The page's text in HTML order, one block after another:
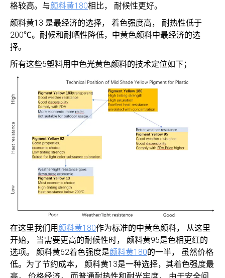
格较高。与颜料黄180相比， 耐候性更好。
颜料黄13 是最经济的选择， 着色强度高， 耐热性低于
200℃。耐候和耐晒性降低，中黄色颜料中最经济的选
择。
所有这些5塑料用中色光黄色颜料的技术定位如下；
在这里我们用 颜料黄180作为标准的中黄色颜料， 从这里
开始， 当需要更高的耐候性时， 颜料黄95是色相更红的
选项。 颜料黄62着色强度是颜料黄180的一半， 虽然价格
低。为了节约成本， 颜料黄13是一种选择，其着色强度最